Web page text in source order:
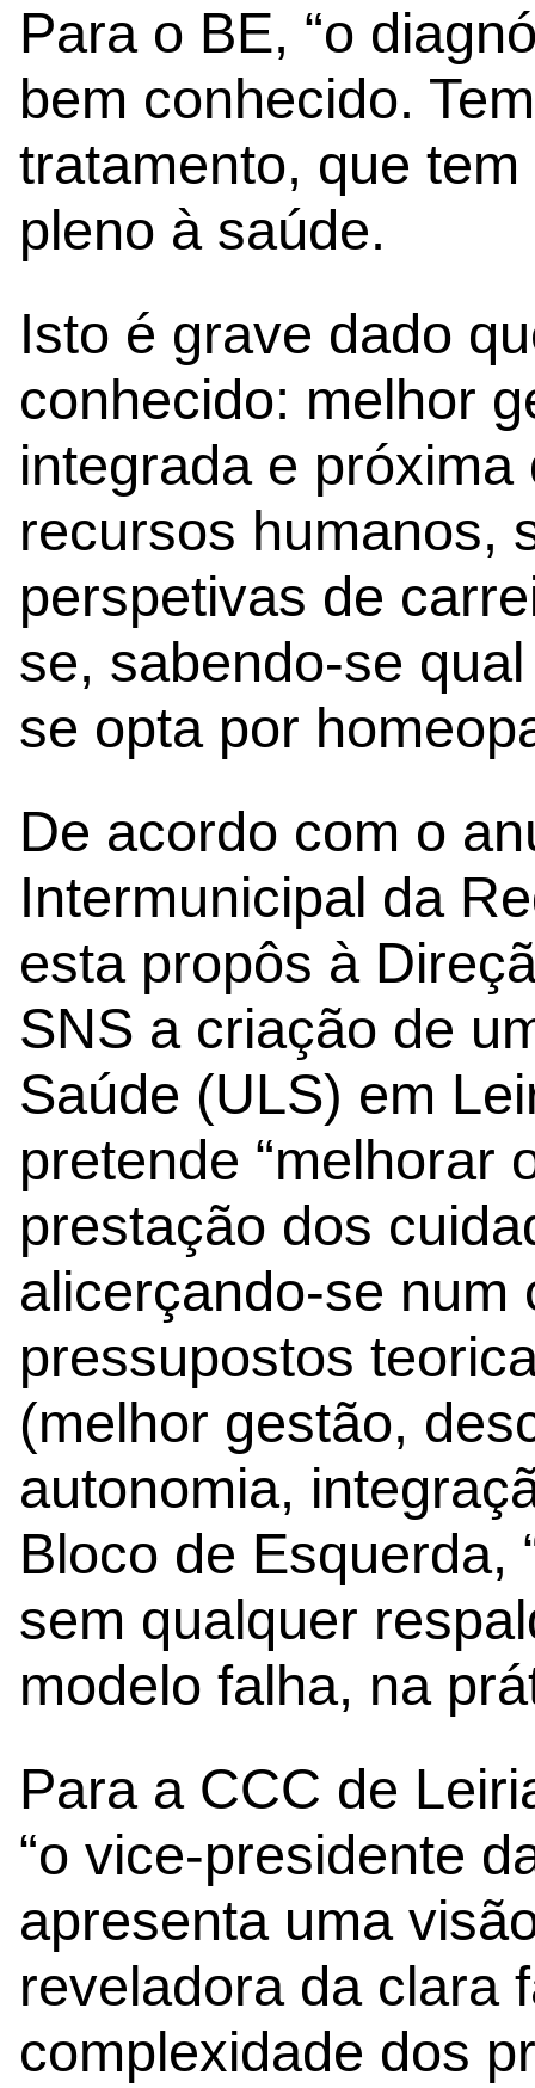
Para o BE, “o
bem conhecido.
tratamento, que
pleno à saúde.
Isto é grave dado
conhecido: melhor
integrada e
recursos humanos,
perspetivas de
se, sabendo-se
se opta por
De acordo com o
Intermunicipal da
esta propôs à
SNS a criação de
Saúde (ULS) em
pretende “melhorar
prestação dos
alicerçando-se num
pressupostos
(melhor gestão,
autonomia,
Bloco de Esquerda,
sem qualquer
modelo falha, na
Para a CCC de
“o vice-presidente
apresenta uma
reveladora da clara
complexidade dos